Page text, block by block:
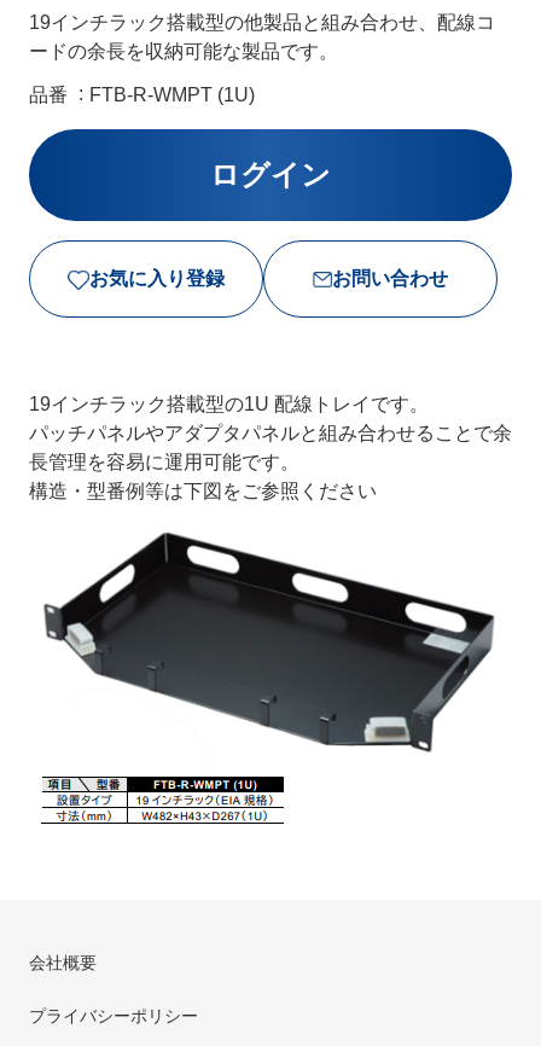
19インチラック搭載型の他製品と組み合わせ、配線コ
ードの余長を収納可能な製品です。
品番 FTB-R-WMPT (1U)
お気に入り登録 お問い合わせ
19インチラック搭載型の1U 配線トレイです。
パッチパネルやアダプタパネルと組み合わせることで余
長管理を容易に運用可能です。
構造・型番例等は下図をご参照ください
会社概要
プライバシーポリシー